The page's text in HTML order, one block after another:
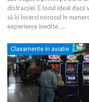
distracției. E locul ideal dacă
să îți încerci norocul în
experiențe inedite. …
Clasamente in aviatie